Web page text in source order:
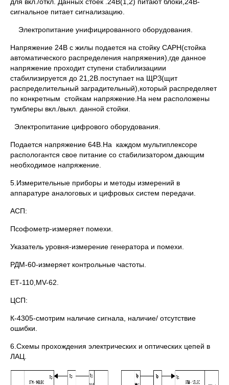
сигнальное питает сигнализацию.
Электропитание унифицированного оборудования.
Напряжение 24В с жилы подается на стойку САРН(стойка
автоматического распределения напряжения),где данное
напряжение проходит ступени стабилизациии
стабилизируется до 21,2В.поступает на ЩРЗ(щит
распределительный заградительный),который распределяет
по конкретным стойкам напряжение.На нем расположены
тумблеры вкл./выкл. данной стойки.
Электропитание цифрового оборудования.
Подается напряжение 64В.На каждом мультиплексоре
распологантся свое питание со стабилизатором,дающим
необходимое напряжение.
5.Измерительные приборы и методы измерений в
аппаратуре аналоговых и цифровых систем передачи.
АСП:
Псофометр-измеряет помехи.
Указатель уровня-измерение генератора и помехи.
РДМ-60-измеряет контрольные частоты.
ЕТ-110,MV-62.
ЦСП:
К-4305-смотрим наличие сигнала, наличие/ отсутствие
ошибки.
6.Схемы прохождения электрических и оптических цепей в
ЛАЦ.